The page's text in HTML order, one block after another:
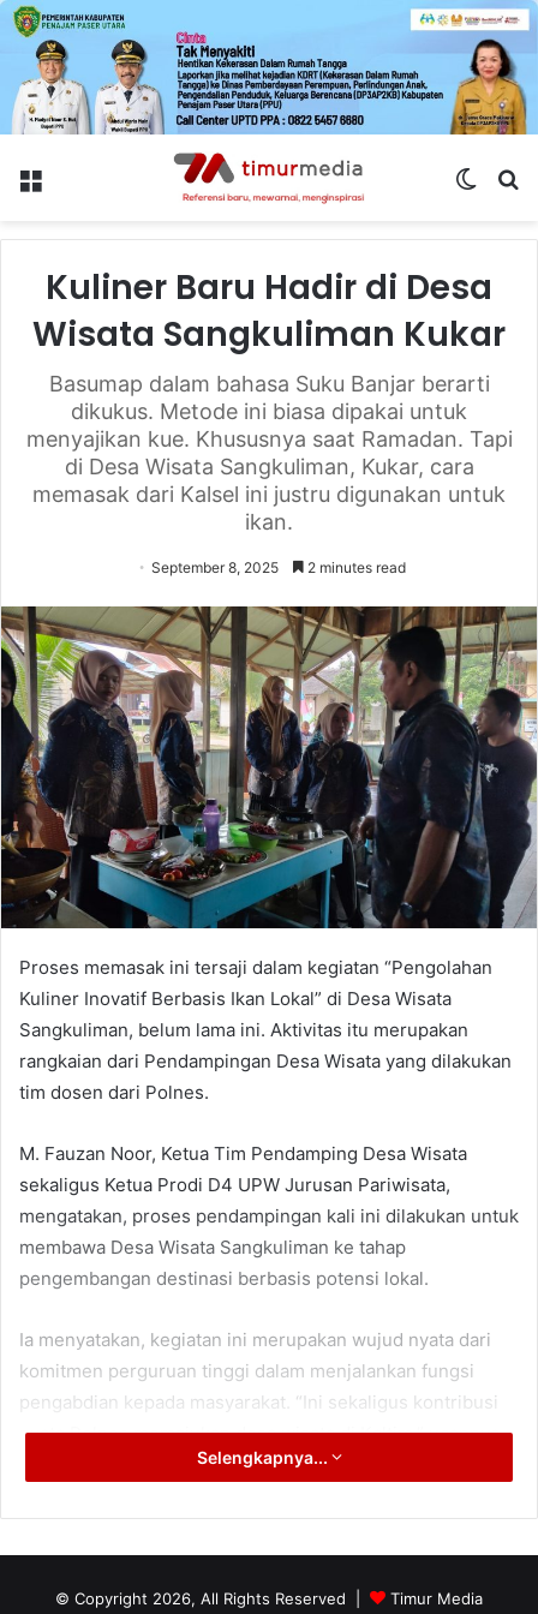
Menu
Switch
Kuliner Baru Hadir di Desa
Wisata Sangkuliman Kukar
Basumap dalam bahasa Suku Banjar berarti
dikukus. Metode ini biasa dipakai untuk
menyajikan kue. Khususnya saat Ramadan. Tapi
di Desa Wisata Sangkuliman, Kukar, cara
memasak dari Kalsel ini justru digunakan untuk
ikan.
September 8, 2025 2 minutes read
Proses memasak ini tersaji dalam kegiatan “Pengolahan
Kuliner Inovatif Berbasis Ikan Lokal” di Desa Wisata
Sangkuliman, belum lama ini. Aktivitas itu merupakan
rangkaian dari Pendampingan Desa Wisata yang dilakukan
tim dosen dari Polnes.
M. Fauzan Noor, Ketua Tim Pendamping Desa Wisata
sekaligus Ketua Prodi D4 UPW Jurusan Pariwisata,
mengatakan, proses pendampingan kali ini dilakukan untuk
membawa Desa Wisata Sangkuliman ke tahap
pengembangan destinasi berbasis potensi lokal.
Ia menyatakan, kegiatan ini merupakan wujud nyata dari
komitmen perguruan tinggi dalam menjalankan fungsi
pengabdian kepada masyarakat. “Ini sekaligus kontribusi
nyata Polnes memajukan desa wisata di Kaltim,” ucapnya.
menjadikan Iwak Basumap sebagai ikon kuliner Desa
Wisata Sangkuliman, sehingga mampu menjadi branding
kuliner lokal yang membanggakan.
Selengkapnya...
© Copyright 2026, All Rights Reserved | Timur Media